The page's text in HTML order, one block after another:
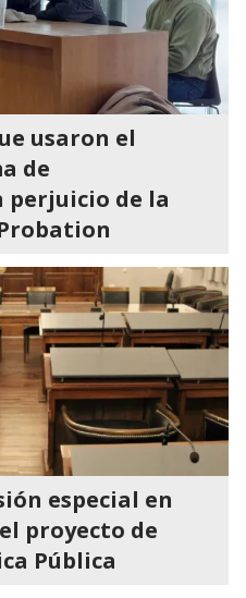
usaron el
de
perjuicio de la
especial en
proyecto de
Pública